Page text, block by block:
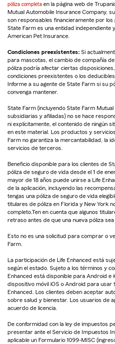
póliza completa en la página web de
Mutual Automobile Insurance Company,
son responsables financieramente por
State Farm es una entidad independiente
American Pet Insurance.
Condiciones preexistentes: Si
para mascotas, el cambio de compañía
póliza podría afectar ciertas
condiciones preexistentes o los
Informe a su agente de State Farm si su
convenga mantener.
State Farm (incluyendo State Farm
subsidiarias y afiliadas) no se hace
ni explícitamente, el contenido de ningún
en este material. Los productos y
Farm no garantiza la mercantabilidad, la
servicios de terceros.
Beneficio disponible para los clientes de
póliza de seguro de vida desde el 1 de
mayor de 18 años puede unirse a Life
de la aplicación, incluyendo las
tengas una póliza de seguro de vida
titulares de póliza en Florida y New York
completo.Ten en cuenta que algunos
retraso antes de que una nueva póliza
Esto no es una solicitud para comprar o
Farm.
La participación de Life Enhanced está
según el estado. Sujeto a los términos y
Enhanced está disponible para Android e
dispositivo móvil iOS o Android para usar
Enhanced. Los clientes deben aceptar
sobre salud y bienestar. Los usuarios de
acuerdo de licencia.
De conformidad con la ley de impuestos
presentar ante el Servicio de Impuestos
aplicable un Formulario 1099-MISC